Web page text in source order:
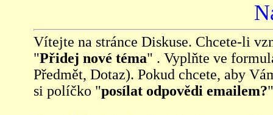
Vítejte na stránce Diskuse. Chcete-li
"Přidej nové téma" . Vyplňte ve
Předmět, Dotaz). Pokud chcete, aby
si políčko "posílat odpovědi emailem?